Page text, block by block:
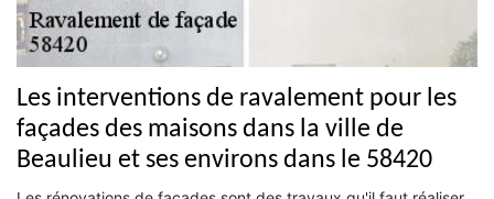
Les interventions de ravalement pour les
façades des maisons dans la ville de
Beaulieu et ses environs dans le 58420